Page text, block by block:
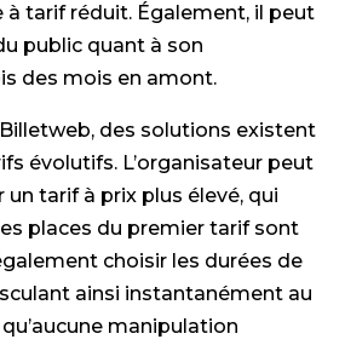
à tarif réduit. Également, il peut
public quant à son
des mois en amont.
des solutions existent
évolutifs. L’organisateur peut
un tarif à prix plus élevé, qui
places du premier tarif sont
choisir les durées de
ainsi instantanément au
manipulation